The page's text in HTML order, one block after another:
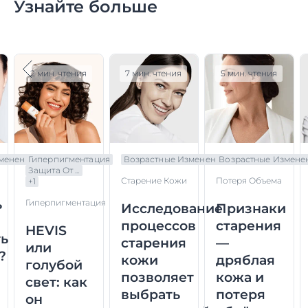
Узнайте больше
Гиперпигментация
Защита От ...
+1
Гиперпигментация
HEVIS
или
голубой
свет: как
он
2 мин. чтения
Возрастные Изменения
Старение Кожи
Исследование
процессов
старения
кожи
позволяет
выбрать
7 мин. чтения
Возрастные
Потеря Объема
Признаки
старения
—
дряблая
кожа и
потеря
5 мин. чтения